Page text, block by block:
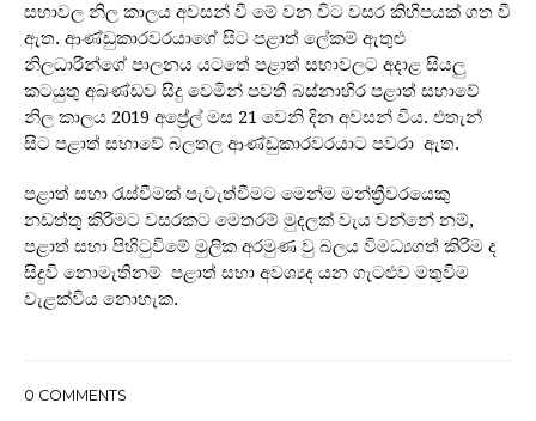
සභාවල නිල කාලය අවසන් වී මේ වන විට වසර කිහිපයක් ගත වී
ඇත. ආණ්ඩුකාරවරයාගේ සිට පළාත් ලේකම් ඇතුළු
නිලධාරීන්ගේ පාලනය යටතේ පළාත් සභාවලට අදාළ සියලු
කටයුතු අඛණ්ඩව සිදු වෙමින් පවතී බස්නාහිර පළාත් සභාවේ
නිල කාලය 2019 අප්‍රේල් මස 21 වෙනි දින අවසන් විය. එතැන්
සිට පළාත් සභා‍වේ බලතල ආණ්ඩුකාරවරයාට පවරා ඇත.
පළාත් සභා රැස්වීමක් පැවැත්වීමට මෙන්ම මන්ත්‍රීවරයෙකු
නඩත්තු කිරීමට වසරකට මෙතරම් මුදලක් වැය වන්නේ නම්,
පළාත් සභා පිහිටුවිමේ මුලික අරමුණ වු බලය විමධ්‍යගත් කිරිම ද
සිදුවි නොමැතිනම් පළාත් සභා අවශ්‍යද යන ගැටළුව මතුවිම
වැළක්විය නොහැක.
0 COMMENTS